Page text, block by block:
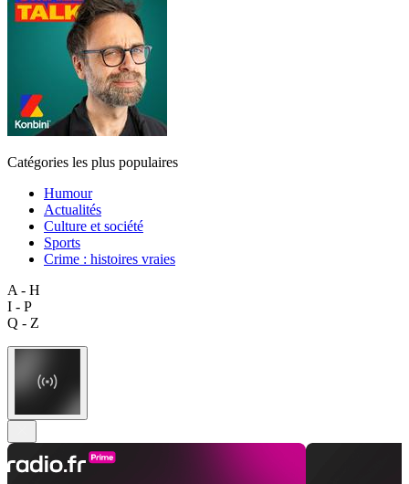
Catégories les plus populaires
Humour
Actualités
Culture et société
Sports
Crime : histoires vraies
A - H
I - P
Q - Z